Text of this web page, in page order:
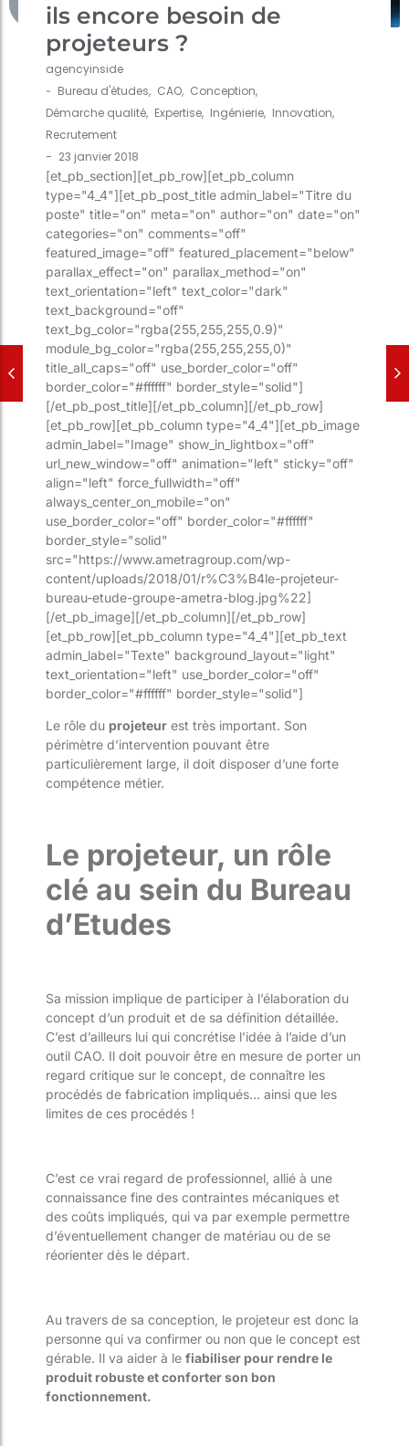
ils encore besoin de
projeteurs ?
agencyinside
- Bureau d'études, CAO, Conception,
Démarche qualité, Expertise, Ingénierie, Innovation,
Recrutement
- 23 janvier 2018
[et_pb_section][et_pb_row][et_pb_column
type="4_4"][et_pb_post_title admin_label="Titre du
poste" title="on" meta="on" author="on" date="on"
categories="on" comments="off"
featured_image="off" featured_placement="below"
parallax_effect="on" parallax_method="on"
text_orientation="left" text_color="dark"
text_background="off"
text_bg_color="rgba(255,255,255,0.9)"
module_bg_color="rgba(255,255,255,0)"
title_all_caps="off" use_border_color="off"
border_color="#ffffff" border_style="solid"]
[/et_pb_post_title][/et_pb_column][/et_pb_row]
[et_pb_row][et_pb_column type="4_4"][et_pb_image
admin_label="Image" show_in_lightbox="off"
url_new_window="off" animation="left" sticky="off"
align="left" force_fullwidth="off"
always_center_on_mobile="on"
use_border_color="off" border_color="#ffffff"
border_style="solid"
src="https://www.ametragroup.com/wp-
content/uploads/2018/01/r%C3%B4le-projeteur-
bureau-etude-groupe-ametra-blog.jpg%22]
[/et_pb_image][/et_pb_column][/et_pb_row]
[et_pb_row][et_pb_column type="4_4"][et_pb_text
admin_label="Texte" background_layout="light"
text_orientation="left" use_border_color="off"
border_color="#ffffff" border_style="solid"]
Le rôle du projeteur est très important. Son
périmètre d’intervention pouvant être
particulièrement large, il doit disposer d’une forte
compétence métier.
Le projeteur, un rôle
clé au sein du Bureau
d’Etudes
Sa mission implique de participer à l’élaboration du
concept d’un produit et de sa définition détaillée.
C’est d’ailleurs lui qui concrétise l’idée à l’aide d’un
outil CAO. Il doit pouvoir être en mesure de porter un
regard critique sur le concept, de connaître les
procédés de fabrication impliqués… ainsi que les
limites de ces procédés !
C’est ce vrai regard de professionnel, allié à une
connaissance fine des contraintes mécaniques et
des coûts impliqués, qui va par exemple permettre
d’éventuellement changer de matériau ou de se
réorienter dès le départ.
Au travers de sa conception, le projeteur est donc la
personne qui va confirmer ou non que le concept est
gérable. Il va aider à le fiabiliser pour rendre le
produit robuste et conforter son bon
fonctionnement.